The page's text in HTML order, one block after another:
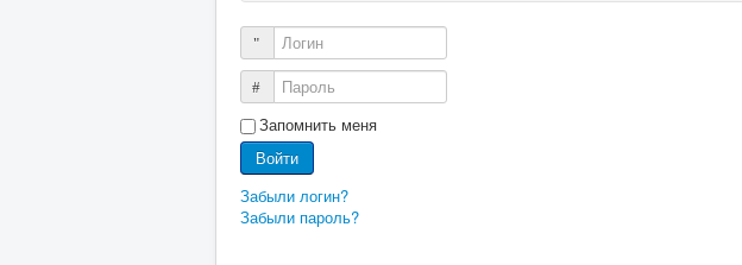
Логин
Пароль
Запомнить меня
Войти
Забыли логин?
Забыли пароль?